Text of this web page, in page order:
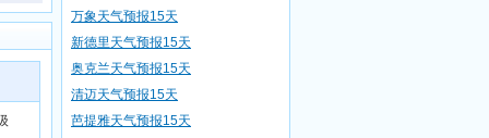
万象天气预报15天
新德里天气预报15天
奥克兰天气预报15天
清迈天气预报15天
芭提雅天气预报15天